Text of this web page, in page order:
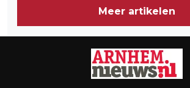
Meer artikelen